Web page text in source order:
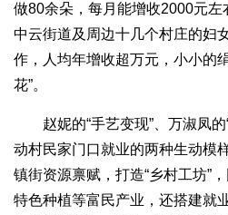
做80余朵，每月能增收2000元左
中云街道及周边十几个村庄的妇
作，人均年增收超万元，小小的
花”。
赵妮的“手艺变现”、万淑凤的
动村民家门口就业的两种生动模
镇街资源禀赋，打造“乡村工坊”
特色种植等富民产业，还搭建就